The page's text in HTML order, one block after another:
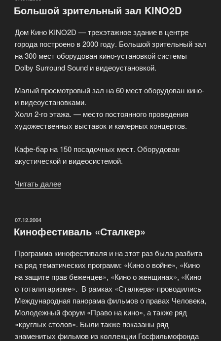
Большой зрительный зал KINO2D
Дом Кино KINO2D — трехэтажное здание в центре
города построено в 2000 году. Большой зрительный зал
на 300 мест оборудован кино-установкой системы
Dolby Surround Sound и видеоустановкой.
Малый просмотровый зал на 60 мест оборудован кино-
и видеоустановками.
Холл 2-го этажа. — место постоянного проведения
художественных выставок и камерных концертов.
Кафе-бар на 150 посадочных мест. Оборудован
акустической и видеосистемой.
Читать далее
ОПУБЛИКОВАНО
07.12.2004
Кинофестиваль «Сталкер»
Программа кинофестиваля и на этот раз была разбита
на ряд тематических программ: «Кино о войне», «Кино
на защите прав беженцев», «Кино о женщинах», «Кино
о тоталитаризме». В рамках «Сталкера» проводились
Международная панорама фильмов о правах Человека,
Молодежный форум «Право на кино», а также ряд
«круглых столов». Были также показаны ряд
знаменитых фильмов из коллекции Госфильмофонда